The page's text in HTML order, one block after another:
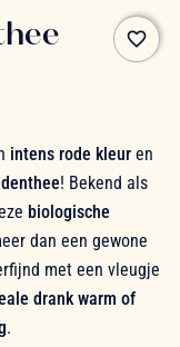
favorite_border
intens rode kleuren
! Bekend als
biologische
dan een gewone
met een vleugje
drank warm of
.